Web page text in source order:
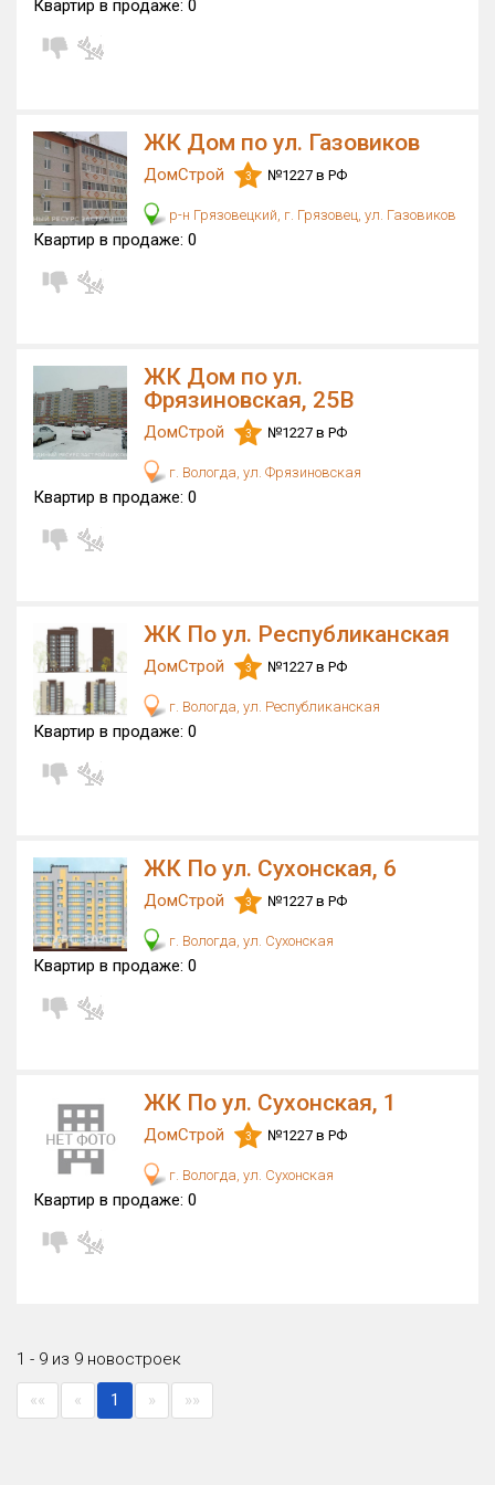
блоков в БД
Квартир в продаже: 0
ЖК Дом по ул. Газовиков
ДомСтрой 3 №1227 в РФ
р-н Грязовецкий, г. Грязовец, ул. Газовиков
Квартир в продаже: 0
ЖК Дом по ул.
Фрязиновская, 25В
ДомСтрой 3 №1227 в РФ
г. Вологда, ул. Фрязиновская
Квартир в продаже: 0
ЖК По ул. Республиканская
ДомСтрой 3 №1227 в РФ
г. Вологда, ул. Республиканская
Квартир в продаже: 0
ЖК По ул. Сухонская, 6
ДомСтрой 3 №1227 в РФ
г. Вологда, ул. Сухонская
Квартир в продаже: 0
ЖК По ул. Сухонская, 1
ДомСтрой 3 №1227 в РФ
г. Вологда, ул. Сухонская
Квартир в продаже: 0
1 - 9 из 9 новостроек
«« « 1 » »»